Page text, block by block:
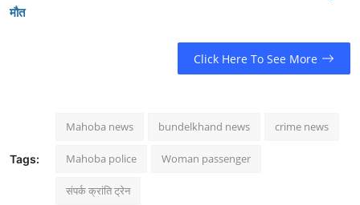
मौत
Click Here To See More
Tags:
Mahoba news bundelkhand news crime news
Mahoba police Woman passenger
संपर्क क्रांति ट्रेन